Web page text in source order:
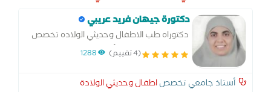
دكتورة جيهان فريد عريبي
دكتوراه طب الاطفال وحديثي الولاده تخصص
دقيق امراض الدم والأمراض الوراثيه والغدد
(4 تقييم) 1288
أستاذ جامعي تخصصاطفال وحديثي الولادة